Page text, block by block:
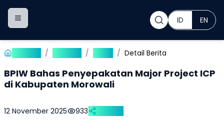
Toggle navigation menu ID EN
/ / / Detail Berita
BPIW Bahas Penyepakatan Major Project ICP
di Kabupaten Morowali
12 November 2025 933